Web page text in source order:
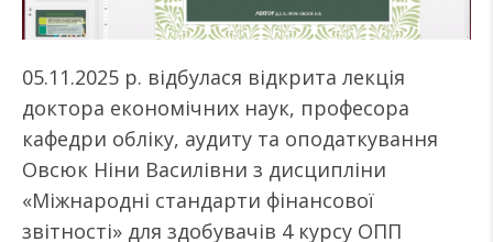
05.11.2025 р. відбулася відкрита лекція
доктора економічних наук, професора
кафедри обліку, аудиту та оподаткування
Овсюк Ніни Василівни з дисципліни
«Міжнародні стандарти фінансової
звітності» для здобувачів 4 курсу ОПП